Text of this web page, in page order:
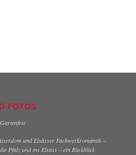
FOTOS
und Elsässer Fachwerkromantik –
Pfalz und ins Elsass – ein Rückblick